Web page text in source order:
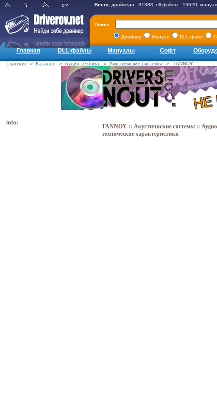
Всего: драйвера - 91338 dll-файлы - 19620
Поиск:
Драйвер Мануал DLL-файл
Главная DLL-файлы Мануалы Софт
Главная » Каталог » Аудио техника » Акустичиские системы » TANNOY
Info:
TANNOY :: Акустичиские системы ::
технические характеристики